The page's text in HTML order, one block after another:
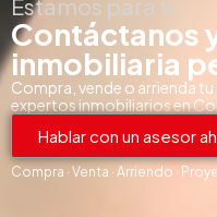
Estamos para ti
Contáctanos
inmobiliaria
Compra, vende o arrienda
expertos inmobiliarios en
Hablar con un asesor
Compra · Venta · Arriendo ·